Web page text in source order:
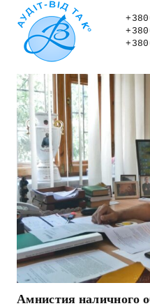
content
Амнистия наличного